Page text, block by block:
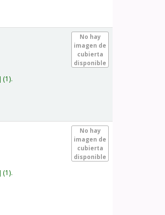
No hay
imagen de
cubierta
disponible
(1).
No hay
imagen de
cubierta
disponible
(1).